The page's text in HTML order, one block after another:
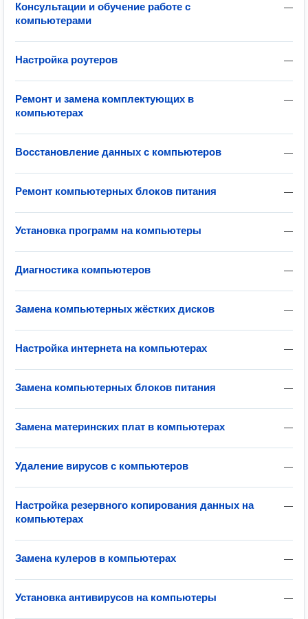
—
Консультации и обучение работе с
компьютерами
—
Настройка роутеров
—
Ремонт и замена комплектующих в
компьютерах
—
Восстановление данных с компьютеров
—
Ремонт компьютерных блоков питания
—
Установка программ на компьютеры
—
Диагностика компьютеров
—
Замена компьютерных жёстких дисков
—
Настройка интернета на компьютерах
—
Замена компьютерных блоков питания
—
Замена материнских плат в компьютерах
—
Удаление вирусов с компьютеров
—
Настройка резервного копирования данных на
компьютерах
—
Замена кулеров в компьютерах
—
Установка антивирусов на компьютеры